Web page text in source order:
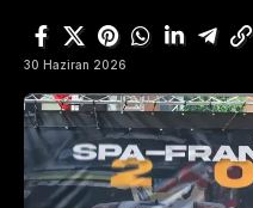
30 Haziran 2026